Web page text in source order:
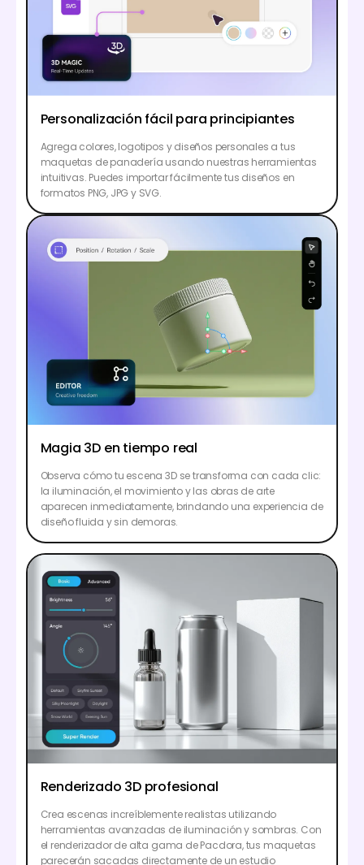
Personalización fácil para principiantes
Agrega colores, logotipos y diseños personales a tus
maquetas de panadería usando nuestras herramientas
intuitivas. Puedes importar fácilmente tus diseños en
formatos PNG, JPG y SVG.
Magia 3D en tiempo real
Observa cómo tu escena 3D se transforma con cada clic:
la iluminación, el movimiento y las obras de arte
aparecen inmediatamente, brindando una experiencia de
diseño fluida y sin demoras.
Renderizado 3D profesional
Crea escenas increíblemente realistas utilizando
herramientas avanzadas de iluminación y sombras. Con
el renderizador de alta gama de Pacdora, tus maquetas
parecerán sacadas directamente de un estudio